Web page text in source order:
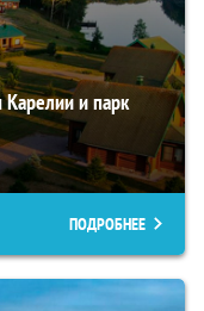
и парк
ПОДРОБНЕЕ